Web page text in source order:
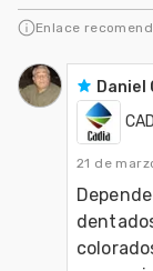
Enlace
Daniel
21 de